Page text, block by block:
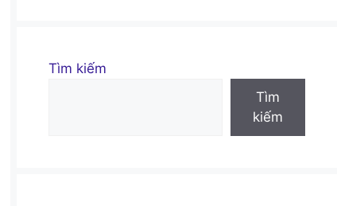
Tìm kiếm
Tìm
kiếm